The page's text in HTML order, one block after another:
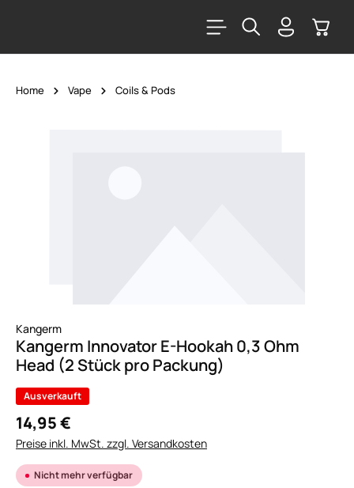
Home Vape Coils & Pods
Kangerm
Kangerm Innovator E-Hookah 0,3 Ohm
Head (2 Stück pro Packung)
Ausverkauft
14,95 €
Preise inkl. MwSt. zzgl. Versandkosten
Nicht mehr verfügbar